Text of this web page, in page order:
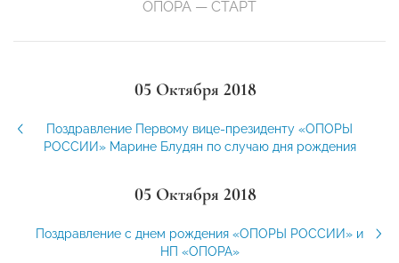
ОПОРА — СТАРТ
05 Октября 2018
Поздравление Первому вице-президенту «ОПОРЫ
РОССИИ» Марине Блудян по случаю дня рождения
05 Октября 2018
Поздравление с днем рождения «ОПОРЫ РОССИИ» и
НП «ОПОРА»